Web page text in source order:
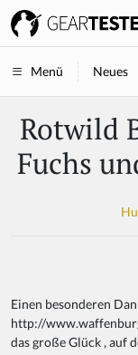
Menü Neues
Rotwild
Fuchs
Einen besonderen
http://
das große Glück , auf